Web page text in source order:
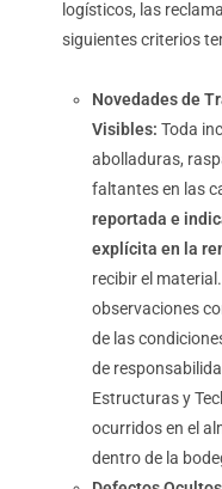
logísticos, las
siguientes criterios
Novedades de
Visibles: Toda
abolladuras,
faltantes en las
reportada e
explícita en la
recibir el
observaciones
de las
de
Estructuras y
ocurridos en el
dentro de la